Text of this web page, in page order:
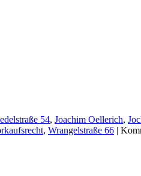
54, Joachim Oellerich,
, Wrangelstraße 66 |